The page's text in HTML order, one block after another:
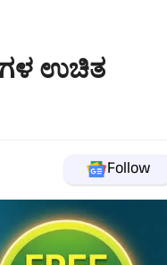
ಉಚಿತ
Follow